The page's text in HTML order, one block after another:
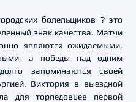
болельщиков ? это
знак качества. Матчи
являются ожидаемыми,
а победы над одним
запоминаются своей
Виктория в выездной
для торпедовцев первой